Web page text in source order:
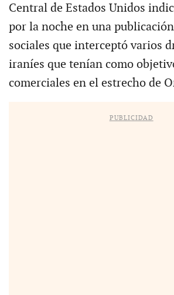
Central de Estados Unidos
por la noche en una
sociales que interceptó varios
iraníes que tenían como
comerciales en el estrecho de
PUBLICIDAD